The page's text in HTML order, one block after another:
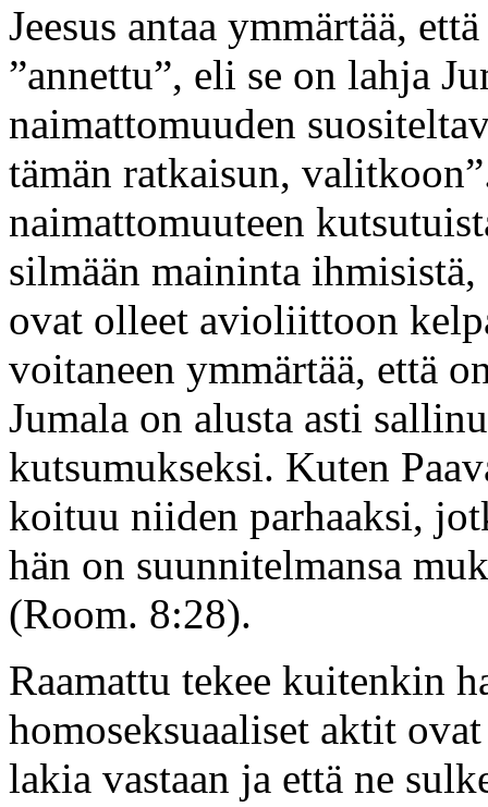
Jeesus antaa ymmärtää,
”annettu”, eli se on lahja
naimattomuuden
tämän ratkaisun,
naimattomuuteen
silmään maininta
ovat olleet avioliittoon
voitaneen ymmärtää, että
Jumala on alusta asti
kutsumukseksi. Kuten
koituu niiden parhaaksi,
hän on suunnitelmansa
(Room. 8:28).
Raamattu tekee kuitenkin
homoseksuaaliset aktit
lakia vastaan ja että ne